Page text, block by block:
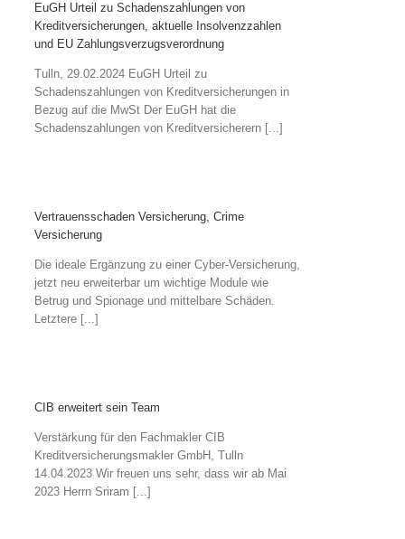
EuGH Urteil zu Schadenszahlungen von
Kreditversicherungen, aktuelle Insolvenzzahlen
und EU Zahlungsverzugsverordnung
Tulln, 29.02.2024 EuGH Urteil zu
Schadenszahlungen von Kreditversicherungen in
Bezug auf die MwSt Der EuGH hat die
Schadenszahlungen von Kreditversicherern [...]
Vertrauensschaden Versicherung, Crime
Versicherung
Die ideale Ergänzung zu einer Cyber-Versicherung,
jetzt neu erweiterbar um wichtige Module wie
Betrug und Spionage und mittelbare Schäden.
Letztere [...]
CIB erweitert sein Team
Verstärkung für den Fachmakler CIB
Kreditversicherungsmakler GmbH, Tulln
14.04.2023 Wir freuen uns sehr, dass wir ab Mai
2023 Herrn Sriram [...]